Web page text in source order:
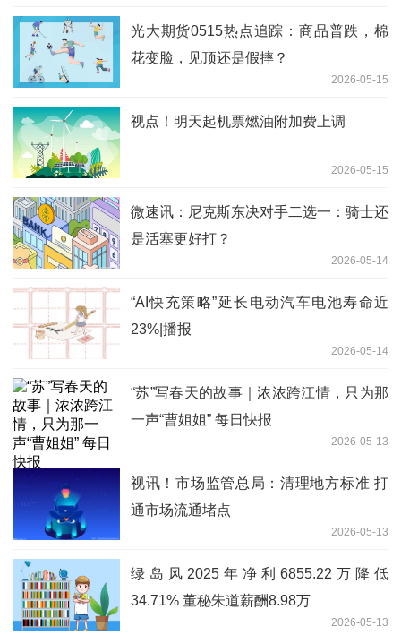
光大期货0515热点追踪：商品普跌，棉
花变脸，见顶还是假摔？
2026-05-15
视点！明天起机票燃油附加费上调
2026-05-15
微速讯：尼克斯东决对手二选一：骑士还
是活塞更好打？
2026-05-14
“AI快充策略”延长电动汽车电池寿命近
23%|播报
2026-05-14
“苏”写春天的故事｜浓浓跨江情，只为那
一声“曹姐姐” 每日快报
2026-05-13
视讯！市场监管总局：清理地方标准 打
通市场流通堵点
2026-05-13
绿岛风2025年净利6855.22万降低
34.71% 董秘朱道薪酬8.98万
2026-05-13